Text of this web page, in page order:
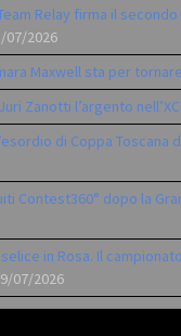
Relay firma il
07/2026
Maxwell sta per tornare
Zanotti l’argento
di Coppa Toscana
Contest360° dopo la
in Rosa. Il
07/2026